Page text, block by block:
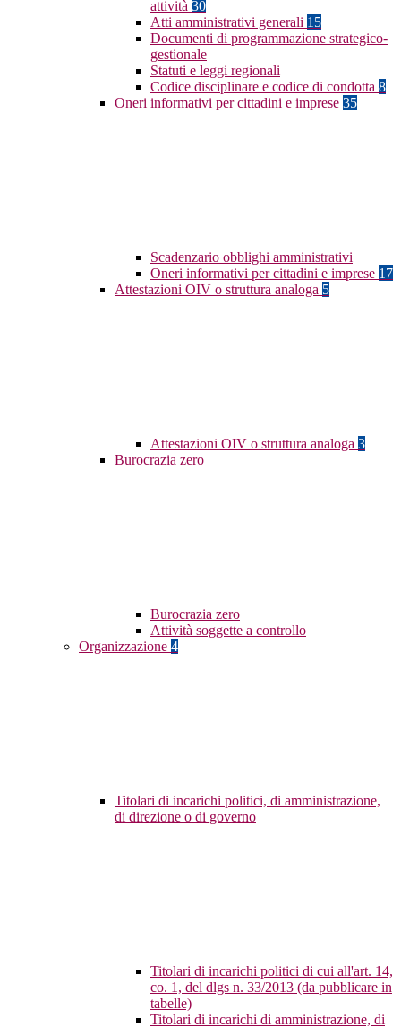
attività 30
Atti amministrativi generali 15
Documenti di programmazione strategico-
gestionale
Statuti e leggi regionali
Codice disciplinare e codice di condotta 8
Oneri informativi per cittadini e imprese 35
Scadenzario obblighi amministrativi
Oneri informativi per cittadini e imprese 17
Attestazioni OIV o struttura analoga 5
Attestazioni OIV o struttura analoga 3
Burocrazia zero
Burocrazia zero
Attività soggette a controllo
Organizzazione 4
Titolari di incarichi politici, di amministrazione,
di direzione o di governo
Titolari di incarichi politici di cui all'art. 14,
co. 1, del dlgs n. 33/2013 (da pubblicare in
tabelle)
Titolari di incarichi di amministrazione, di